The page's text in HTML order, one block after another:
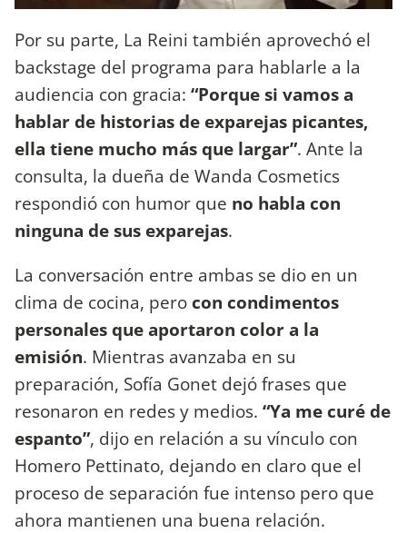
Por su parte, La Reini también aprovechó el
backstage del programa para hablarle a la
audiencia con gracia: “Porque si vamos a
hablar de historias de exparejas picantes,
ella tiene mucho más que largar”. Ante la
consulta, la dueña de Wanda Cosmetics
respondió con humor que no habla con
ninguna de sus exparejas.
La conversación entre ambas se dio en un
clima de cocina, pero con condimentos
personales que aportaron color a la
emisión. Mientras avanzaba en su
preparación, Sofía Gonet dejó frases que
resonaron en redes y medios. “Ya me curé de
espanto”, dijo en relación a su vínculo con
Homero Pettinato, dejando en claro que el
proceso de separación fue intenso pero que
ahora mantienen una buena relación.